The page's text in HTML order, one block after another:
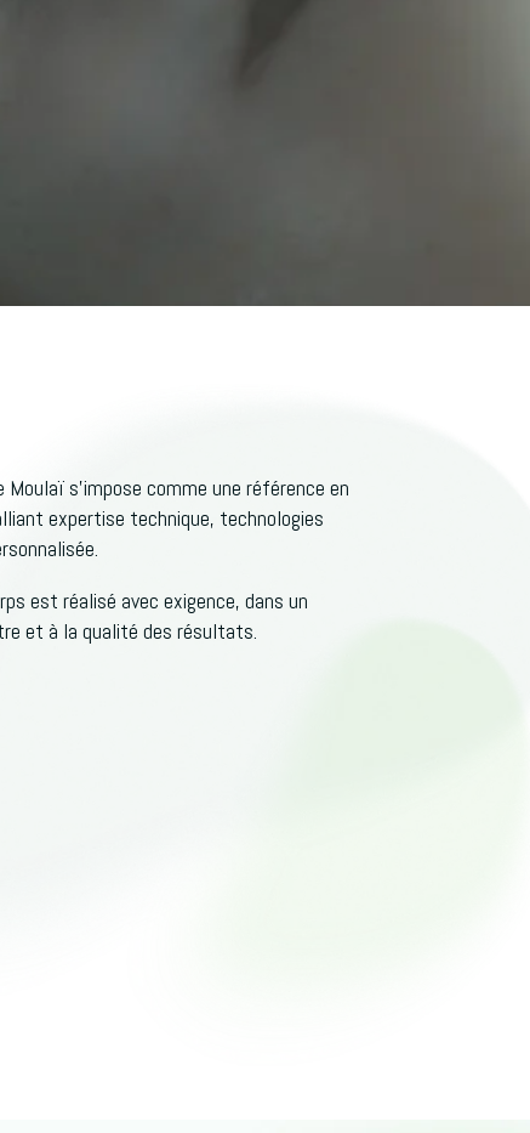
s’impose comme une référence en
expertise technique, technologies
est réalisé avec exigence, dans un
et à la qualité des résultats.